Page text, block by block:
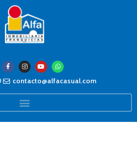
contacto@alfacasual.com